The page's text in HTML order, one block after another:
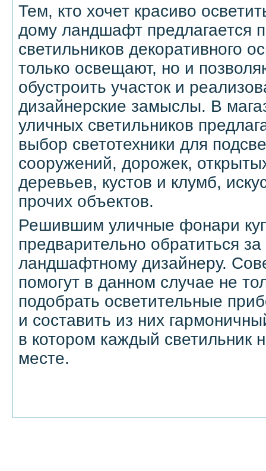
Тем, кто хочет красиво
дому ландшафт предлагается
светильников декоративного
только освещают, но и
обустроить участок и
дизайнерские замыслы. В
уличных светильников
выбор светотехники для
сооружений, дорожек,
деревьев, кустов и клумб,
прочих объектов.
Решившим уличные фонари
предварительно обратиться за
ландшафтному дизайнеру.
помогут в данном случае не
подобрать осветительные
и составить из них
в котором каждый светильник
месте.